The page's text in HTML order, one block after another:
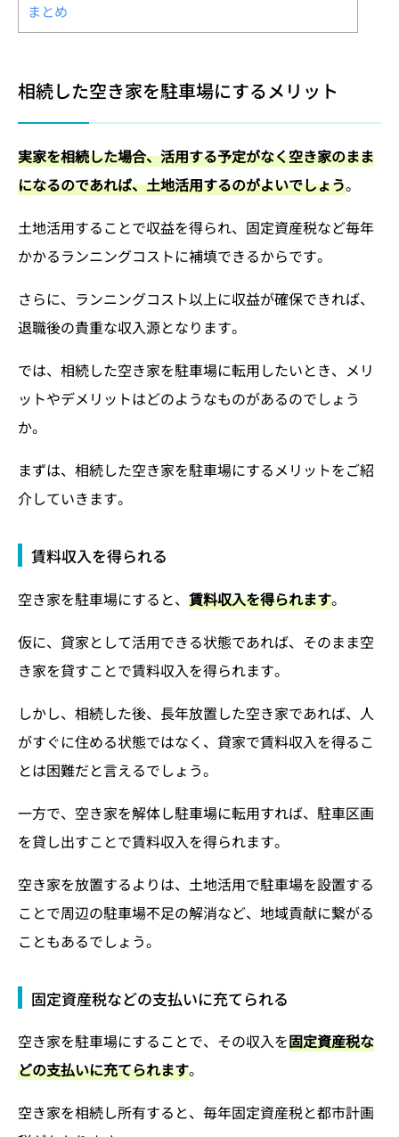
まとめ
相続した空き家を駐車場にするメリット
実家を相続した場合、活用する予定がなく空き家のまま
になるのであれば、土地活用するのがよいでしょう。
土地活用することで収益を得られ、固定資産税など毎年
かかるランニングコストに補填できるからです。
さらに、ランニングコスト以上に収益が確保できれば、
退職後の貴重な収入源となります。
では、相続した空き家を駐車場に転用したいとき、メリ
ットやデメリットはどのようなものがあるのでしょう
か。
まずは、相続した空き家を駐車場にするメリットをご紹
介していきます。
賃料収入を得られる
空き家を駐車場にすると、 賃料収入を得られます。
仮に、貸家として活用できる状態であれば、そのまま空
き家を貸すことで賃料収入を得られます。
しかし、相続した後、長年放置した空き家であれば、人
がすぐに住める状態ではなく、貸家で賃料収入を得るこ
とは困難だと言えるでしょう。
一方で、空き家を解体し駐車場に転用すれば、駐車区画
を貸し出すことで賃料収入を得られます。
空き家を放置するよりは、土地活用で駐車場を設置する
ことで周辺の駐車場不足の解消など、地域貢献に繋がる
こともあるでしょう。
固定資産税などの支払いに充てられる
空き家を駐車場にすることで、その収入を固定資産税な
どの支払いに充てられます。
空き家を相続し所有すると、毎年固定資産税と都市計画